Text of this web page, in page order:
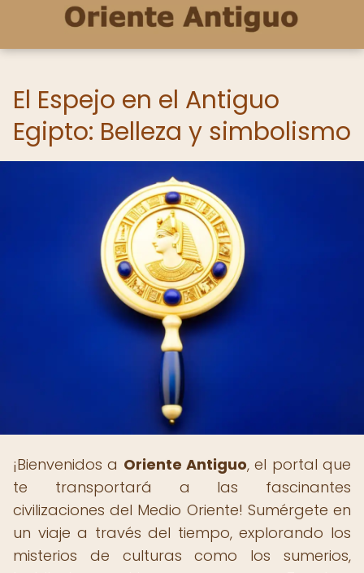
El Espejo en el Antiguo
Egipto: Belleza y simbolismo
¡Bienvenidos a Oriente Antiguo, el portal que
te transportará a las fascinantes
civilizaciones del Medio Oriente! Sumérgete en
un viaje a través del tiempo, explorando los
misterios de culturas como los sumerios,